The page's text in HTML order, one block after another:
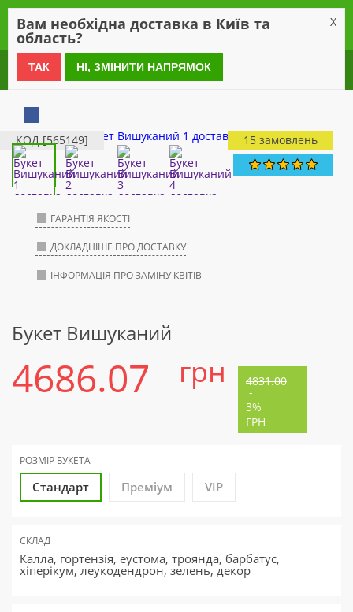
0 800 21 54 55
КОД [565149] 15 замовлень
ГАРАНТІЯ ЯКОСТІ
ДОКЛАДНІШЕ ПРО ДОСТАВКУ
ІНФОРМАЦІЯ ПРО ЗАМІНУ КВІТІВ
Букет Вишуканий
4686.07 грн 4831.00
-
3%
ГРН
РОЗМІР БУКЕТА
Стандарт Преміум VIP
СКЛАД
Калла, гортензія, еустома, троянда, барбатус,
хіперікум, леукодендрон, зелень, декор
Вам необхідна доставка в Київ та
область?
X
ТАК НІ, ЗМІНИТИ НАПРЯМОК